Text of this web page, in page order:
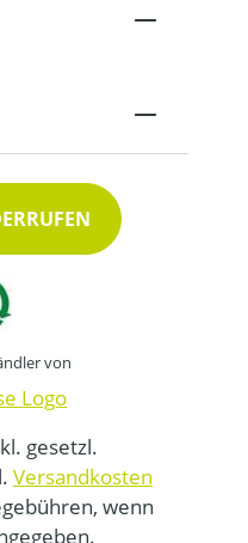
von
gesetzl.
Versandkosten
wenn